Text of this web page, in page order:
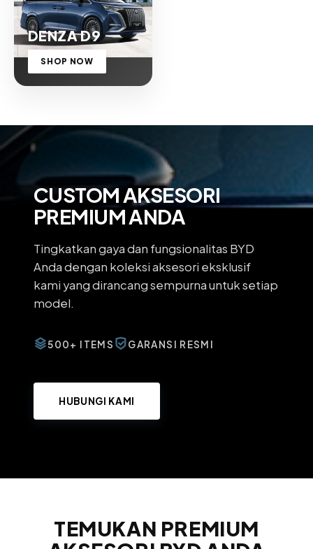
DENZA D9
SHOP NOW
CUSTOM AKSESORI
PREMIUM ANDA
Tingkatkan gaya dan fungsionalitas BYD
Anda dengan koleksi aksesori eksklusif
kami yang dirancang sempurna untuk setiap
model.
500+ ITEMS GARANSI RESMI
HUBUNGI KAMI
TEMUKAN PREMIUM